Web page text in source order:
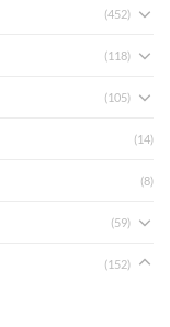
(452)
(118)
(105)
(14)
(8)
(59)
(152)